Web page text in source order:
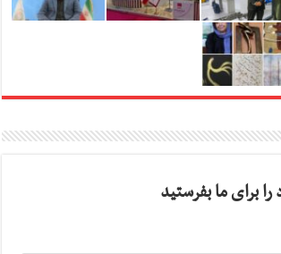
برای ما بفرستید